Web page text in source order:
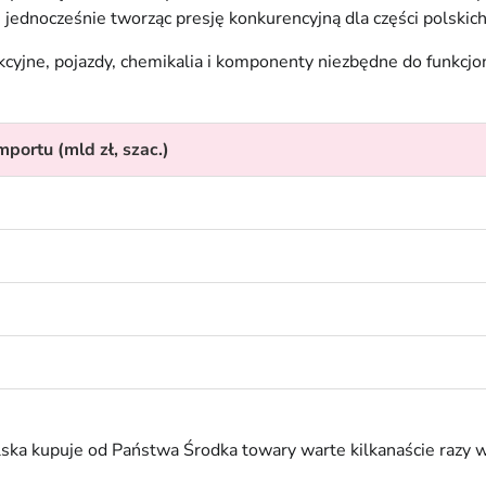
tworząc presję konkurencyjną dla części
pojazdy, chemikalia i komponenty niezbędne do
(mld zł, szac.)
kupuje od Państwa Środka towary warte kilkanaście razy